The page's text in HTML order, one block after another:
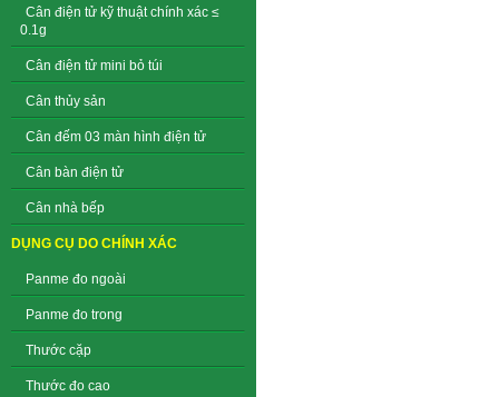
Cân điện tử kỹ thuật chính xác ≤
0.1g
Cân điện tử mini bỏ túi
Cân thủy sản
Cân đếm 03 màn hình điện tử
Cân bàn điện tử
Cân nhà bếp
DỤNG CỤ DO CHÍNH XÁC
Panme đo ngoài
Panme đo trong
Thước cặp
Thước đo cao